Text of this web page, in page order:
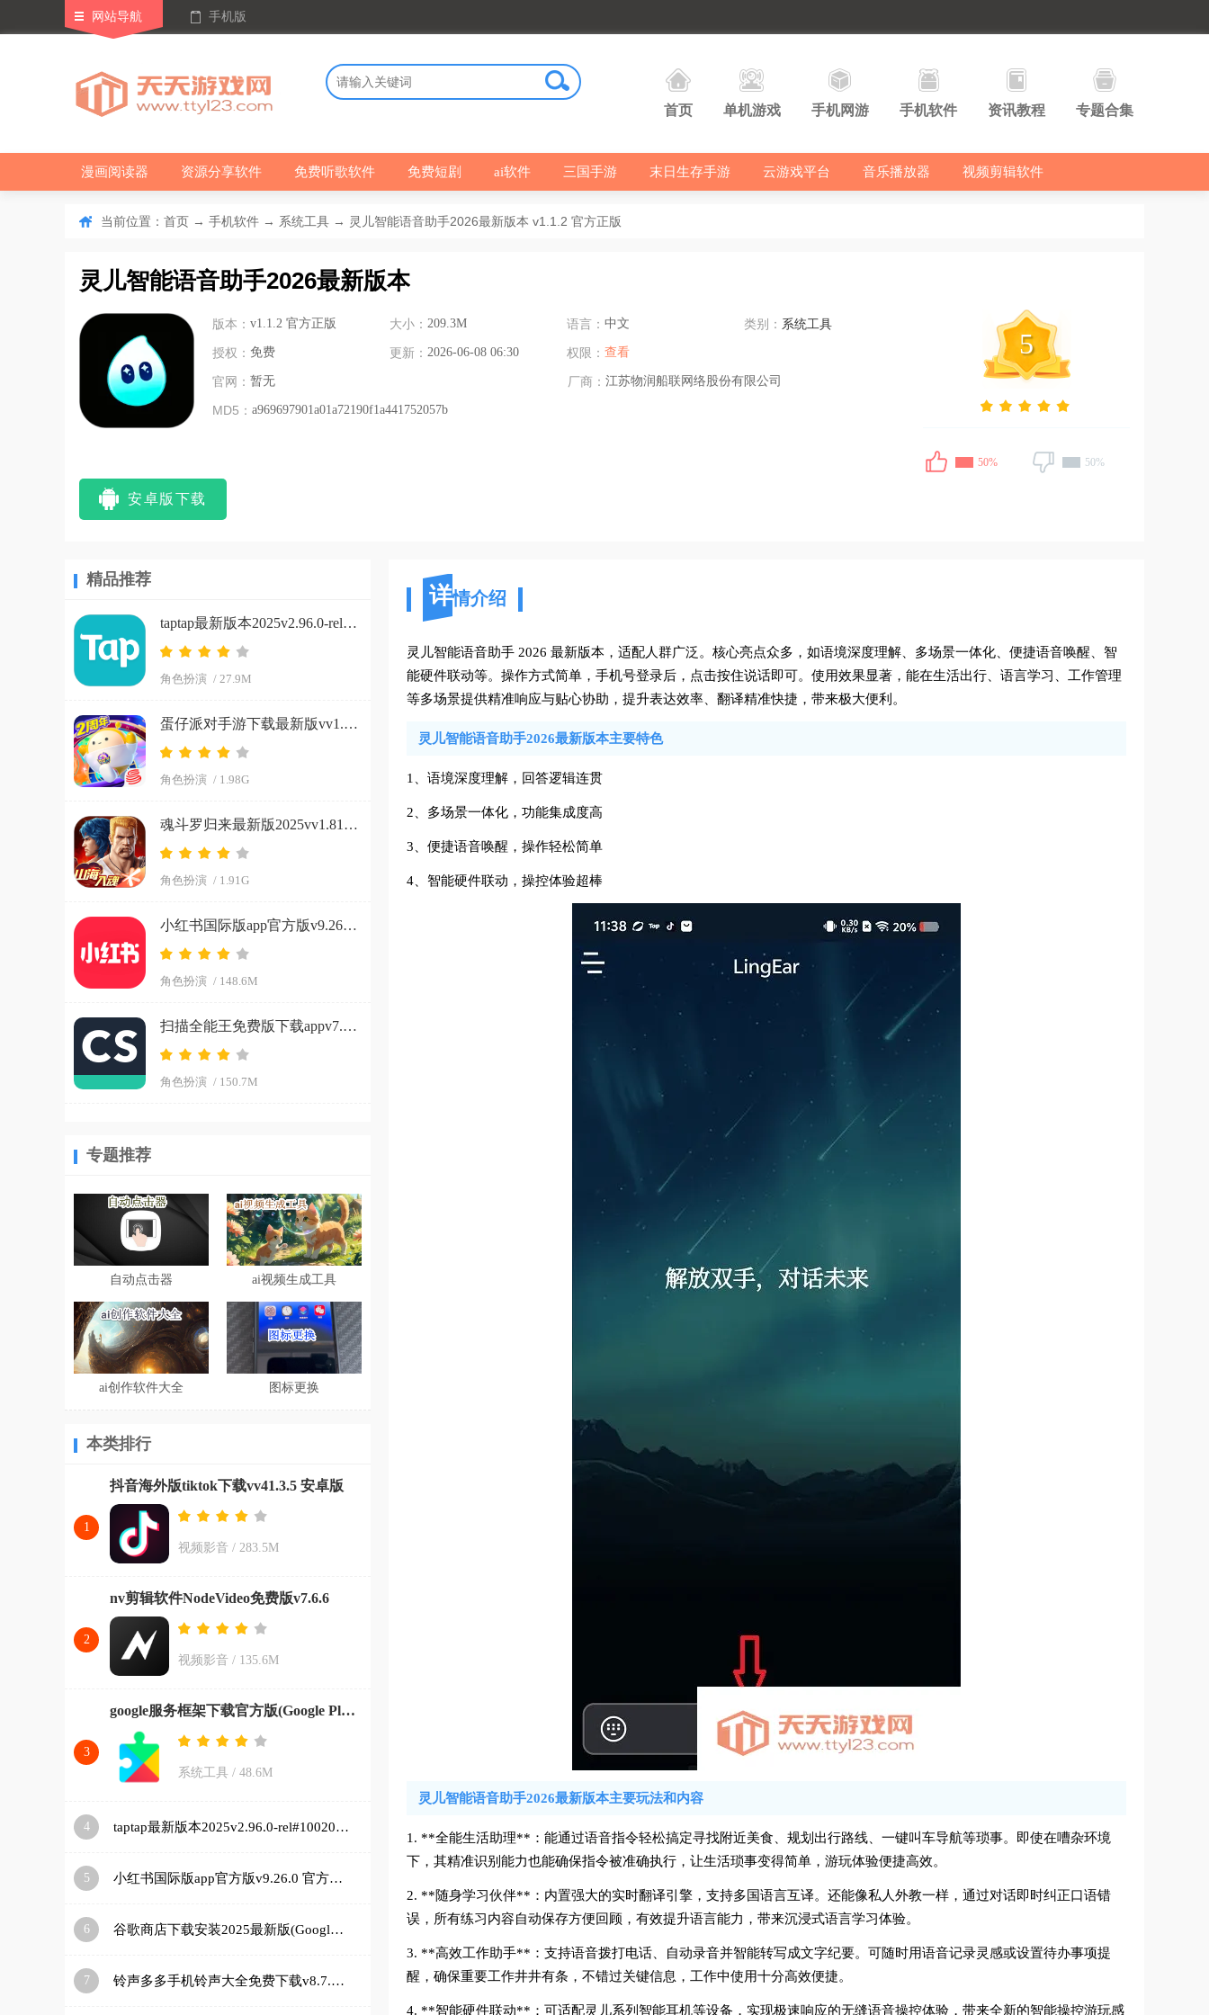
网站导航 手机版
首页 单机游戏 手机网游 手机软件 资讯教程 专题合集
漫画阅读器 资源分享软件 免费听歌软件 免费短剧 ai软件 三国手游 末日生存手游 云游戏平台 音乐播放器 视频剪辑软件
当前位置： 首页 → 手机软件 → 系统工具 → 灵儿智能语音助手2026最新版本 v1.1.2 官方正版
灵儿智能语音助手2026最新版本
版本： v1.1.2 官方正版 大小： 209.3M 语言： 中文 类别： 系统工具
授权： 免费 更新： 2026-06-08 06:30 权限： 查看
官网： 暂无 厂商： 江苏物润船联网络股份有限公司
MD5： a969697901a01a72190f1a441752057b
安卓版下载
5
50% 50%
精品推荐
taptap最新版本2025v2.96.0-rel#100200-mkt#100300-rel#100000-rel#100100-mkt#100100-rel#100200-mkt#100100 手机版
角色扮演 / 27.9M
蛋仔派对手游下载最新版vv1.0.266 手机版
角色扮演 / 1.98G
魂斗罗归来最新版2025vv1.81.133.8468 官方正版
角色扮演 / 1.91G
小红书国际版app官方版v9.26.0 官方正版
角色扮演 / 148.6M
扫描全能王免费版下载appv7.15.0.2604020000 安卓版
角色扮演 / 150.7M
专题推荐
自动点击器 ai视频生成工具
ai创作软件大全 图标更换
本类排行
1
抖音海外版tiktok下载vv41.3.5 安卓版
视频影音 / 283.5M
2
nv剪辑软件NodeVideo免费版v7.6.6
视频影音 / 135.6M
3
google服务框架下载官方版(Google Play 服务)v26.11.33 (080306-887465546) (040400-812940054) 安卓版
系统工具 / 48.6M
4 taptap最新版本2025v2.96.0-rel#100200-mkt#100300-rel#100000-rel#100100-mkt#100100-rel#100200-mkt#100100 手机版
5 小红书国际版app官方版v9.26.0 官方正版
6 谷歌商店下载安装2025最新版(Google Play 商店)v48.9.30-23 [0] [PR] 834517506 安卓版
7 铃声多多手机铃声大全免费下载v8.7.85.0 安卓版
详情介绍
灵儿智能语音助手 2026 最新版本，适配人群广泛。核心亮点众多，如语境深度理解、多场景一体化、便捷语音唤醒、智
能硬件联动等。操作方式简单，手机号登录后，点击按住说话即可。使用效果显著，能在生活出行、语言学习、工作管理
等多场景提供精准响应与贴心协助，提升表达效率、翻译精准快捷，带来极大便利。
灵儿智能语音助手2026最新版本主要特色
1、语境深度理解，回答逻辑连贯
2、多场景一体化，功能集成度高
3、便捷语音唤醒，操作轻松简单
4、智能硬件联动，操控体验超棒
灵儿智能语音助手2026最新版本主要玩法和内容
1. **全能生活助理**：能通过语音指令轻松搞定寻找附近美食、规划出行路线、一键叫车导航等琐事。即使在嘈杂环境
下，其精准识别能力也能确保指令被准确执行，让生活琐事变得简单，游玩体验便捷高效。
2. **随身学习伙伴**：内置强大的实时翻译引擎，支持多国语言互译。还能像私人外教一样，通过对话即时纠正口语错
误，所有练习内容自动保存方便回顾，有效提升语言能力，带来沉浸式语言学习体验。
3. **高效工作助手**：支持语音拨打电话、自动录音并智能转写成文字纪要。可随时用语音记录灵感或设置待办事项提
醒，确保重要工作井井有条，不错过关键信息，工作中使用十分高效便捷。
4. **智能硬件联动**：可适配灵儿系列智能耳机等设备，实现极速响应的无缝语音操控体验，带来全新的智能操控游玩感